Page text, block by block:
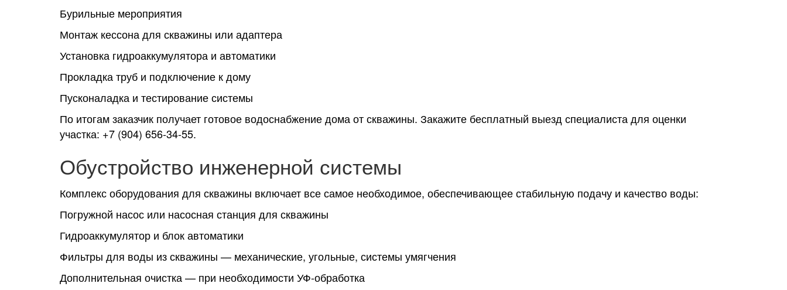
Бурильные мероприятия
Монтаж кессона для скважины или адаптера
Установка гидроаккумулятора и автоматики
Прокладка труб и подключение к дому
Пусконаладка и тестирование системы
По итогам заказчик получает готовое водоснабжение дома от скважины. Закажите бесплатный выезд специалиста для оценки
участка: +7 (904) 656-34-55.
Обустройство инженерной системы
Комплекс оборудования для скважины включает все самое необходимое, обеспечивающее стабильную подачу и качество воды:
Погружной насос или насосная станция для скважины
Гидроаккумулятор и блок автоматики
Фильтры для воды из скважины — механические, угольные, системы умягчения
Дополнительная очистка — при необходимости УФ-обработка